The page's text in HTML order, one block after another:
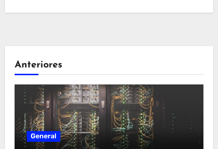
Anteriores
General